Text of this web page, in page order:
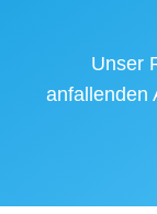
Unser
anfallenden